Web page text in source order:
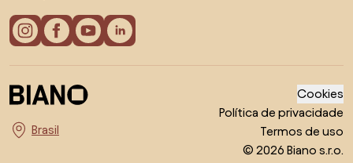
Escolha o país
Cookies
Política de privacidade
Termos de uso
© 2026 Biano s.r.o.